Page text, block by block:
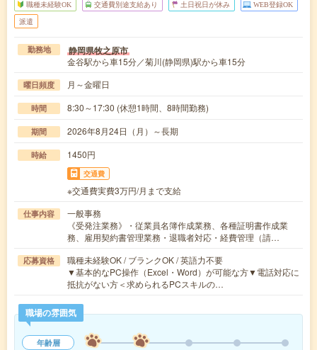
職種未経験OK 交通費別途支給あり 土日祝日が休み WEB登録OK
派遣
勤務地 静岡県牧之原市
金谷駅から車15分／菊川(静岡県)駅から車15分
曜日頻度 月～金曜日
時間 8:30～17:30 (休憩1時間、8時間勤務)
期間 2026年8月24日（月）～長期
時給 1450円
交通費
※交通費実費3万円/月まで支給
仕事内容
一般事務
《受発注業務》・従業員名簿作成業務、各種証明書作成業
務、雇用契約書管理業務・退職者対応・経費管理（請…
応募資格
職種未経験OK / ブランクOK / 英語力不要
▼基本的なPC操作（Excel・Word）が可能な方▼電話対応に
抵抗がない方＜求められるPCスキルの…
職場の雰囲気
年齢層